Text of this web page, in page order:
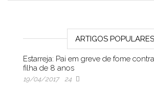
ARTIGOS POPULARES
Estarreja: Pai em greve de fome
filha de 8 anos
19/04/2017 24